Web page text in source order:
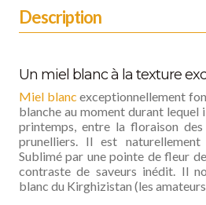
Description
Un miel blanc à la texture
Miel blanc exceptionnellement
blanche au moment durant lequel
printemps, entre la floraison
prunelliers. Il est
Sublimé par une pointe de fleur
contraste de saveurs inédit. Il
blanc du Kirghizistan (les